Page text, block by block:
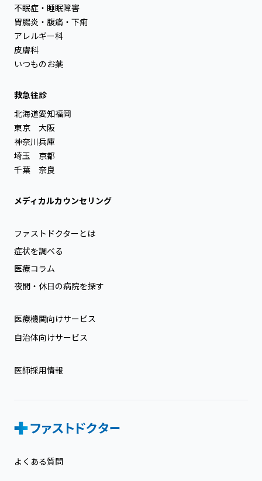
不眠症・睡眠障害
胃腸炎・腹痛・下痢
アレルギー科
皮膚科
いつものお薬
救急往診
北海道
東京
神奈川
埼玉
千葉
愛知
大阪
兵庫
京都
奈良
福岡
メディカルカウンセリング
ファストドクターとは
症状を調べる
医療コラム
夜間・休日の病院を探す
医療機関向けサービス
自治体向けサービス
医師採用情報
よくある質問